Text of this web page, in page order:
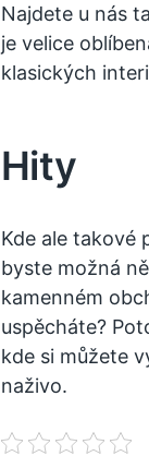
Najdete u nás
je velice
klasických
Hity
Kde ale takové
byste možná
kamenném
uspěcháte?
kde si můžete
naživo.